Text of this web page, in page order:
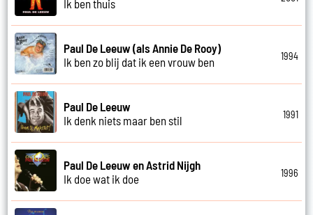
Ik ben thuis
Paul De Leeuw (als Annie De Rooy)
Ik ben zo blij dat ik een vrouw ben
1994
Paul De Leeuw
Ik denk niets maar ben stil
1991
Paul De Leeuw en Astrid Nijgh
Ik doe wat ik doe
1996